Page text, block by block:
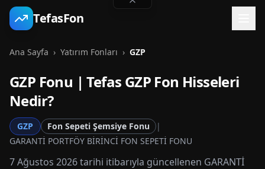
TefasFon
Ana Sayfa › Yatırım Fonları › GZP
GZP Fonu | Tefas GZP Fon Hisseleri
Nedir?
GZP Fon Sepeti Şemsiye Fonu
|
GARANTİ PORTFÖY BİRİNCİ FON SEPETİ FONU
7 Ağustos 2026 tarihi itibarıyla güncellenen GARANTİ